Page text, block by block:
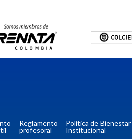
Reglamento
profesoral
Política de Bienestar
Institucional